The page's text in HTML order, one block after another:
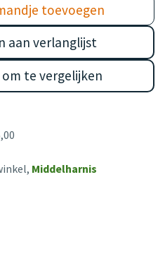
toevoegen
te vergelijken
aan verlanglijst
Middelharnis